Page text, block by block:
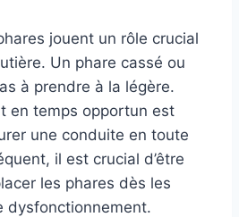
jouent un rôle crucial
Un phare cassé ou
à prendre à la légère.
en temps opportun est
une conduite en toute
il est crucial d’être
les phares dès les
dysfonctionnement.